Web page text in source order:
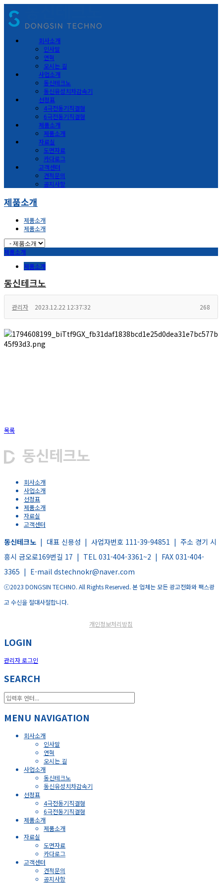
회사소개
인사말
연혁
오시는 길
사업소개
동신테크노
동신유성치차감속기
선정표
4극전동기직결형
6극전동기직결형
제품소개
제품소개
자료실
도면자료
카다로그
고객센터
견적문의
공지사항
제품소개
제품소개
제품소개
제품소개
제품소개
동신테크노
관리자 2023.12.22 12:37:32 268
목록
회사소개
사업소개
선정표
제품소개
자료실
고객센터
동신테크노 | 대표 신용성 | 사업자번호 111-39-94851 | 주소 경기 시
흥시 금오로169번길 17 | TEL 031-404-3361~2 | FAX 031-404-
3365 | E-mail dstechnokr@naver.com
ⓒ2023 DONGSIN TECHNO. All Rights Reserved. 본 업체는 모든 광고전화와 팩스광
고 수신을 절대사절합니다.
개인정보처리방침
LOGIN
관리자 로그인
SEARCH
MENU NAVIGATION
회사소개
인사말
연혁
오시는 길
사업소개
동신테크노
동신유성치차감속기
선정표
4극전동기직결형
6극전동기직결형
제품소개
제품소개
자료실
도면자료
카다로그
고객센터
견적문의
공지사항